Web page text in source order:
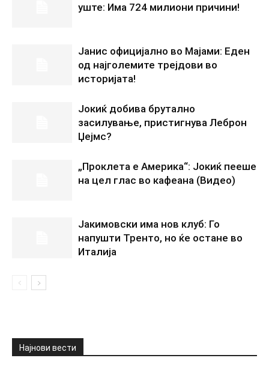
уште: Има 724 милиони причини!
Јанис официјално во Мајами: Еден
од најголемите трејдови во
историјата!
Јокиќ добива брутално
засилување, пристигнува Леброн
Џејмс?
„Проклета е Америка“: Јокиќ пееше
на цел глас во кафеана (Видео)
Јакимовски има нов клуб: Го
напушти Тренто, но ќе остане во
Италија
Најнови вести